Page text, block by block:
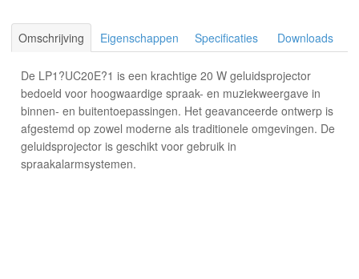
Omschrijving Eigenschappen Specificaties Downloads
De LP1?UC20E?1 is een krachtige 20 W geluidsprojector
bedoeld voor hoogwaardige spraak- en muziekweergave in
binnen- en buitentoepassingen. Het geavanceerde ontwerp is
afgestemd op zowel moderne als traditionele omgevingen. De
geluidsprojector is geschikt voor gebruik in
spraakalarmsystemen.